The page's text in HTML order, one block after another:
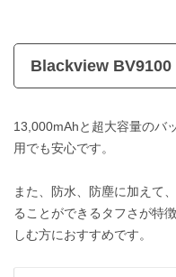
Blackview BV9100
13,000mAhと超大容量のバ
用でも安心です。
また、防水、防塵に加えて
ることができるタフさが特
しむ方におすすめです。